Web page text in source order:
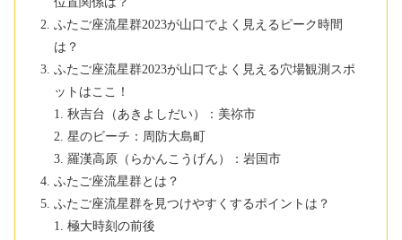
ふたご座流星群2023が山口でよく見えるピーク時間
は？
ふたご座流星群2023が山口でよく見える穴場観測スポ
ットはここ！
秋吉台（あきよしだい）：美祢市
星のビーチ：周防大島町
羅漢高原（らかんこうげん）：岩国市
ふたご座流星群とは？
ふたご座流星群を見つけやすくするポイントは？
極大時刻の前後